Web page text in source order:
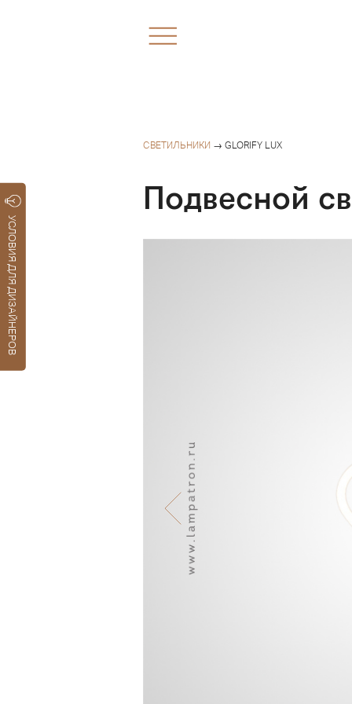
УСЛОВИЯ ДЛЯ ДИЗАЙНЕРОВ
СВЕТИЛЬНИКИ → GLORIFY LUX
Подвесной